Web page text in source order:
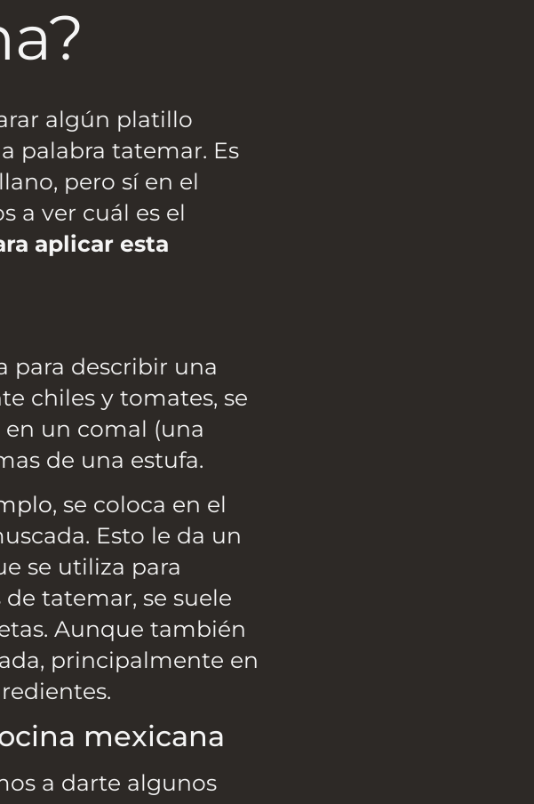
algún platillo
palabra tatemar. Es
pero sí en el
a ver cuál es el
aplicar esta
para describir una
chiles y tomates, se
en un comal (una
de una estufa.
, se coloca en el
Esto le da un
se utiliza para
tatemar, se suele
Aunque también
principalmente en
mexicana
a darte algunos